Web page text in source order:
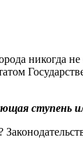
никогда не
ступень